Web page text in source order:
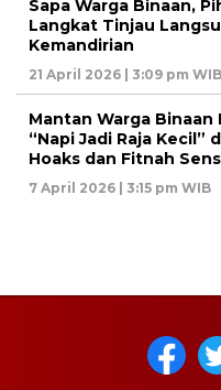
Sapa Warga Binaan,
Langkat Tinjau
Kemandirian
21 April 2026 | 3:09 pm WIB
Mantan Warga
“Napi Jadi Raja Kecil”
Hoaks dan Fitnah
7 April 2026 | 3:15 pm WIB